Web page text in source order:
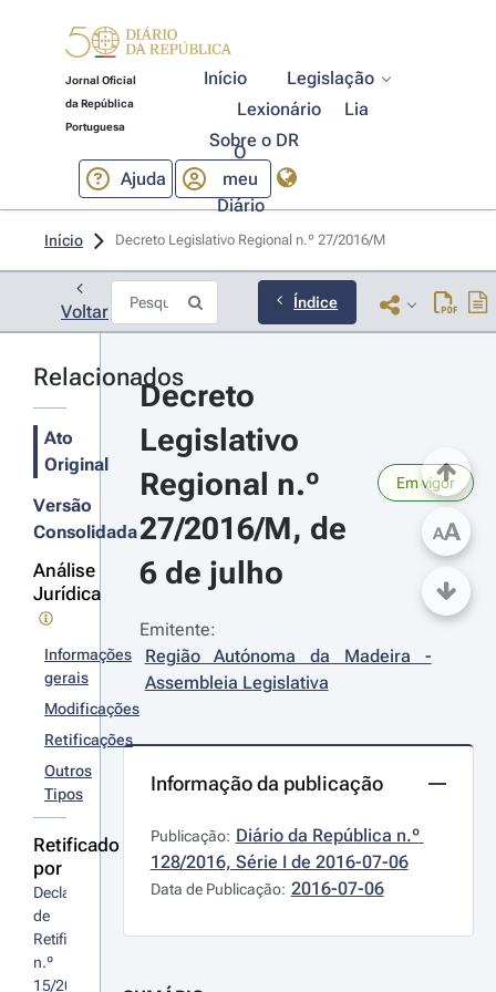
Jornal Oficial
da República
Portuguesa
Início
Legislação
Lexionário
Lia
Sobre o DR
Ajuda
O
meu
Diário
Início Decreto Legislativo Regional n.º 27/2016/M
Voltar Índice
Relacionados
Ato
Original
Versão
Consolidada
Análise
Jurídica
Informações
gerais
Modificações
Retificações
Outros
Tipos
Retificado
por
Declaração
de
Retificação
n.º
15/2016
Decreto
Legislativo
Regional n.º
27/2016/M, de
6 de julho
Em vigor
Emitente:
Região Autónoma da Madeira -
Assembleia Legislativa
Informação da publicação
Publicação: Diário da República n.º
128/2016, Série I de 2016-07-06
Data de Publicação: 2016-07-06
AA